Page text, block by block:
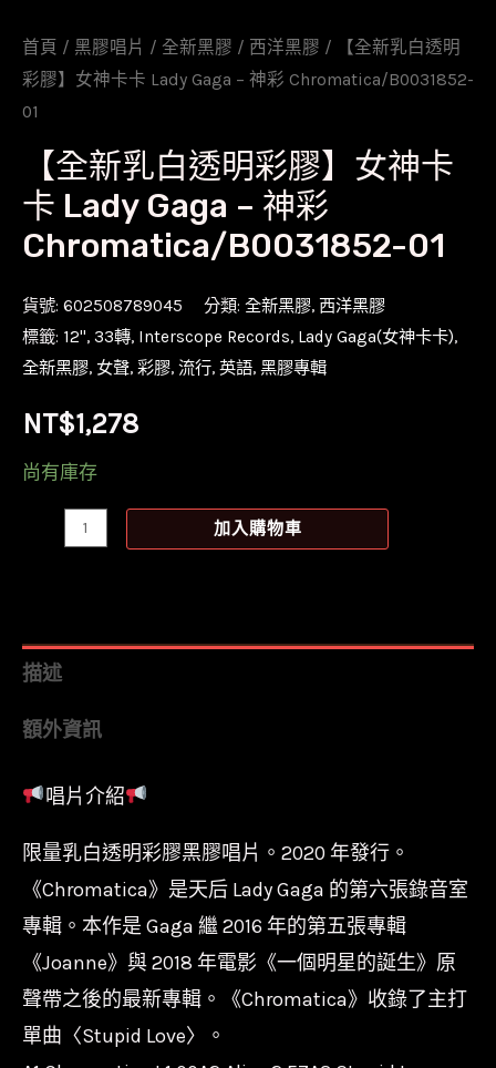
首頁 / 黑膠唱片 / 全新黑膠 / 西洋黑膠 / 【全新乳白透明
彩膠】女神卡卡 Lady Gaga – 神彩 Chromatica/B0031852-
01
【全新乳白透明彩膠】女神卡
卡 Lady Gaga – 神彩
Chromatica/B0031852-01
貨號: 602508789045 分類: 全新黑膠, 西洋黑膠
標籤: 12'', 33轉, Interscope Records, Lady Gaga(女神卡卡),
全新黑膠, 女聲, 彩膠, 流行, 英語, 黑膠專輯
NT$1,278
尚有庫存
透
彩
女
卡
卡
Lady
Gaga
-
神
加入購物車
描述
額外資訊
唱片介紹
限量乳白透明彩膠黑膠唱片。2020 年發行。
《Chromatica》是天后 Lady Gaga 的第六張錄音室
專輯。本作是 Gaga 繼 2016 年的第五張專輯
《Joanne》與 2018 年電影《一個明星的誕生》原
聲帶之後的最新專輯。《Chromatica》收錄了主打
單曲〈Stupid Love〉。